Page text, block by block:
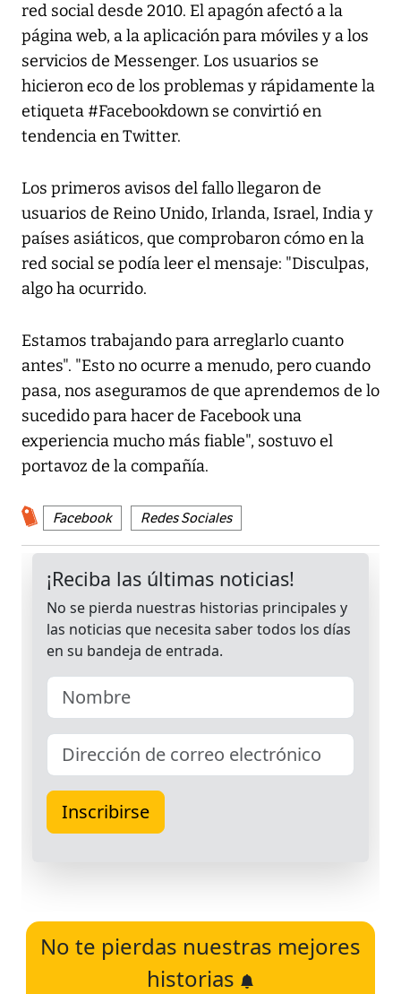
red social desde 2010. El apagón afectó a la
página web, a la aplicación para móviles y a los
servicios de Messenger. Los usuarios se
hicieron eco de los problemas y rápidamente la
etiqueta #Facebookdown se convirtió en
tendencia en Twitter.
Los primeros avisos del fallo llegaron de
usuarios de Reino Unido, Irlanda, Israel, India y
países asiáticos, que comprobaron cómo en la
red social se podía leer el mensaje: "Disculpas,
algo ha ocurrido.
Estamos trabajando para arreglarlo cuanto
antes". "Esto no ocurre a menudo, pero cuando
pasa, nos aseguramos de que aprendemos de lo
sucedido para hacer de Facebook una
experiencia mucho más fiable", sostuvo el
portavoz de la compañía.
Facebook Redes Sociales
No te pierdas nuestras mejores
historias